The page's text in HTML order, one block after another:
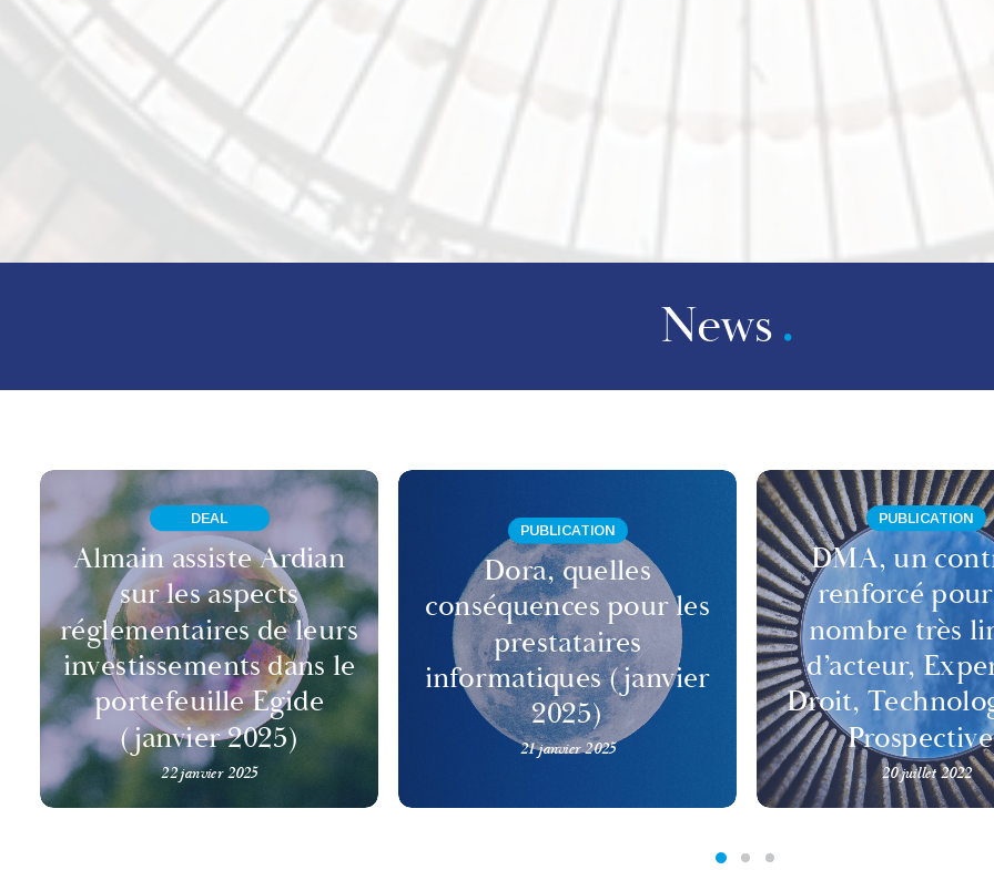
News
DEAL
Almain assiste Ardian
sur les aspects
réglementaires de leurs
investissements dans le
portefeuille Egide
(janvier 2025)
22 janvier 2025
PUBLICATION
Dora, quelles
conséquences pour les
prestataires
informatiques (janvier
2025)
21 janvier 2025
PUBLICATION
DMA, un
renforcé
nombre très
d’acteur,
Droit,
20 juillet 2022